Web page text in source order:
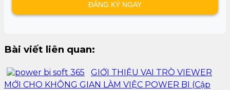
Bài viết liên quan:
GIỚI THIỆU VAI TRÒ VIEWER
MỚI CHO KHÔNG GIAN LÀM VIỆC POWER BI (Cập